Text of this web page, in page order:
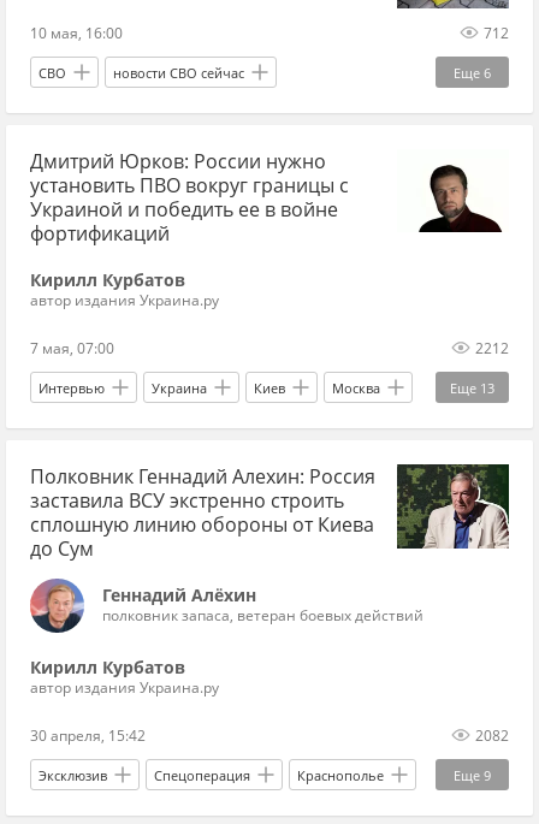
Вооруженные силы Украины НАТО
Украина-НАТО будет ли война с НАТО
ВСУ потери ВСУ новости Сум
ситуация на Украине
ПВО БПЛА сегодня
10 мая, 16:00 712
Еще 6
СВО новости СВО сейчас
новости СВО Россия Спецоперация
Украина Вооруженные силы Украины
ВСУ ВС РФ
Дмитрий Юрков: России нужно
установить ПВО вокруг границы с
Украиной и победить ее в войне
фортификаций
Кирилл Курбатов
автор издания Украина.ру
7 мая, 07:00 2212
Еще 13
Интервью Украина Киев Москва
Вооруженные силы Украины НПЗ дроны
беспилотники ПВО Сумы
Черниговская область артиллерия
авиабомбы
Украина.ру
Полковник Геннадий Алехин: Россия
заставила ВСУ экстренно строить
сплошную линию обороны от Киева
до Сум
Геннадий Алёхин
полковник запаса, ветеран боевых действий
Кирилл Курбатов
автор издания Украина.ру
30 апреля, 15:42 2082
Еще 9
Эксклюзив Спецоперация Краснополье
Сумы Россия Геннадий Алехин